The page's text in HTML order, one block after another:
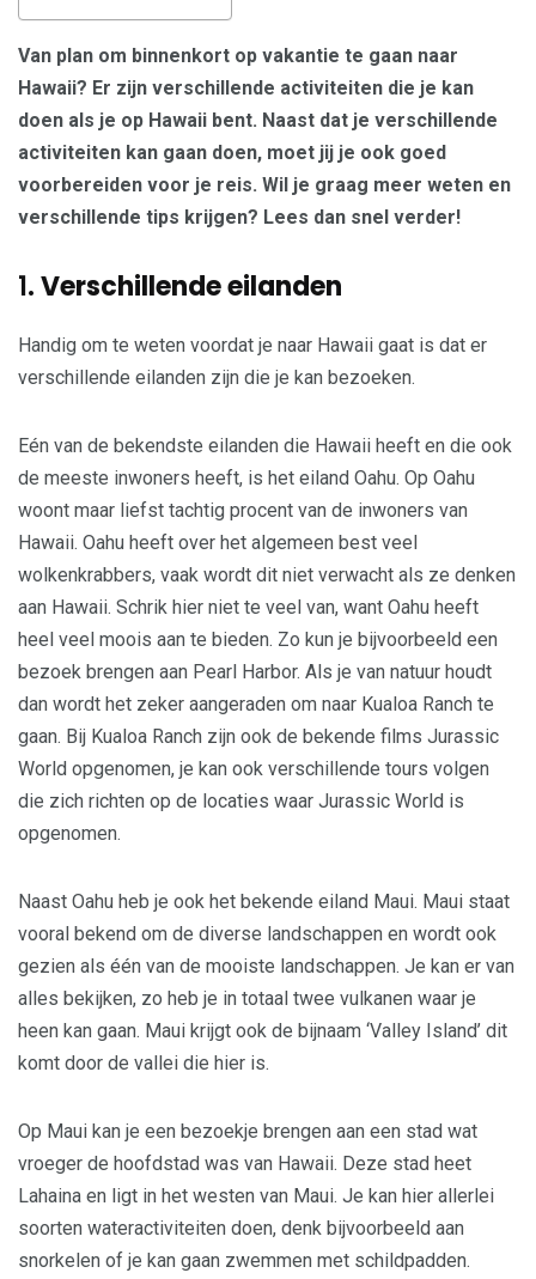
Van plan om binnenkort op vakantie te gaan naar
Hawaii? Er zijn verschillende activiteiten die je kan
doen als je op Hawaii bent. Naast dat je verschillende
activiteiten kan gaan doen, moet jij je ook goed
voorbereiden voor je reis. Wil je graag meer weten en
verschillende tips krijgen? Lees dan snel verder!
1.Verschillende eilanden
Handig om te weten voordat je naar Hawaii gaat is dat er
verschillende eilanden zijn die je kan bezoeken.
Eén van de bekendste eilanden die Hawaii heeft en die ook
de meeste inwoners heeft, is het eiland Oahu. Op Oahu
woont maar liefst tachtig procent van de inwoners van
Hawaii. Oahu heeft over het algemeen best veel
wolkenkrabbers, vaak wordt dit niet verwacht als ze denken
aan Hawaii. Schrik hier niet te veel van, want Oahu heeft
heel veel moois aan te bieden. Zo kun je bijvoorbeeld een
bezoek brengen aan Pearl Harbor. Als je van natuur houdt
dan wordt het zeker aangeraden om naar Kualoa Ranch te
gaan. Bij Kualoa Ranch zijn ook de bekende films Jurassic
World opgenomen, je kan ook verschillende tours volgen
die zich richten op de locaties waar Jurassic World is
opgenomen.
Naast Oahu heb je ook het bekende eiland Maui. Maui staat
vooral bekend om de diverse landschappen en wordt ook
gezien als één van de mooiste landschappen. Je kan er van
alles bekijken, zo heb je in totaal twee vulkanen waar je
heen kan gaan. Maui krijgt ook de bijnaam ‘Valley Island’ dit
komt door de vallei die hier is.
Op Maui kan je een bezoekje brengen aan een stad wat
vroeger de hoofdstad was van Hawaii. Deze stad heet
Lahaina en ligt in het westen van Maui. Je kan hier allerlei
soorten wateractiviteiten doen, denk bijvoorbeeld aan
snorkelen of je kan gaan zwemmen met schildpadden.